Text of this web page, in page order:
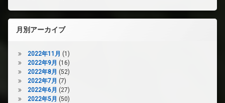
ン
月別アーカイブ
2022年11月 (1)
2022年9月 (16)
2022年8月 (52)
2022年7月 (7)
2022年6月 (27)
2022年5月 (50)